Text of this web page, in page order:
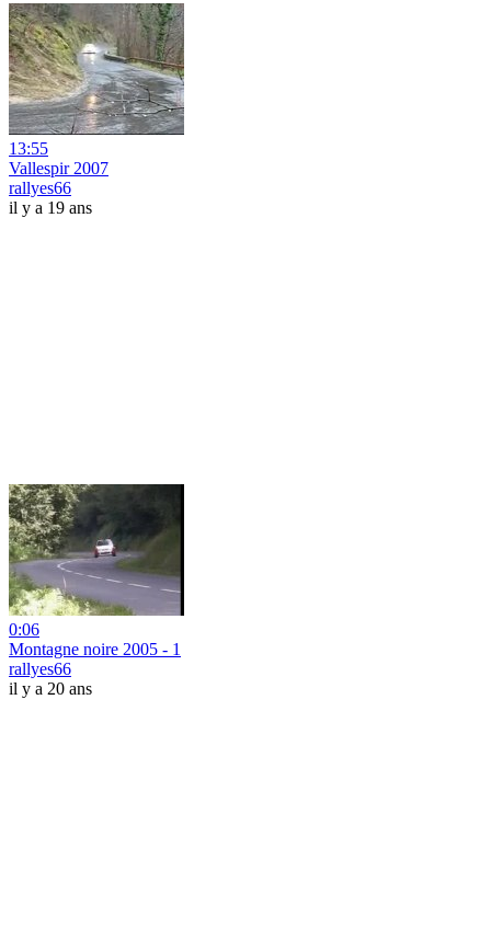
13:55
Vallespir 2007
rallyes66
il y a 19 ans
0:06
Montagne noire 2005 - 1
rallyes66
il y a 20 ans